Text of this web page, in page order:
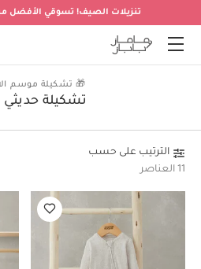
تنزيلات الصيف! تسوقي الأفضل
🎁 تشكيلة موسم
تشكيلة حديثي
الترتيب على حسب
11 العناصر